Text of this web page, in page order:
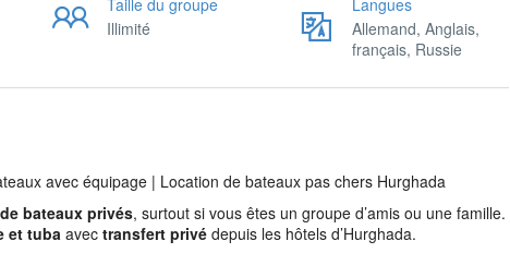
Taille du groupe
Illimité
Langues
Allemand, Anglais,
français, Russie
avec équipage | Location de bateaux pas chers Hurghada
bateaux privés, surtout si vous êtes un groupe d’amis ou une famille.
et tuba avec transfert privé depuis les hôtels d’Hurghada.